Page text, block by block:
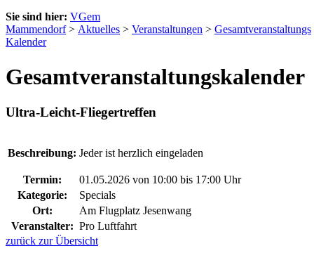
Sie sind hier: VGem
Mammendorf> Aktuelles > Veranstaltungen > Gesamtveranstaltungs
Kalender
Gesamtveranstaltungskalender
Ultra-Leicht-Fliegertreffen
Beschreibung: Jeder ist herzlich eingeladen
Termin: 01.05.2026 von 10:00 bis 17:00 Uhr
Kategorie:
Specials
Ort:
Am Flugplatz Jesenwang
Veranstalter: Pro Luftfahrt
zurück zur Übersicht